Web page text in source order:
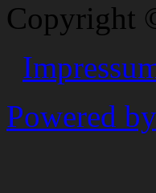
Copyright
Powered